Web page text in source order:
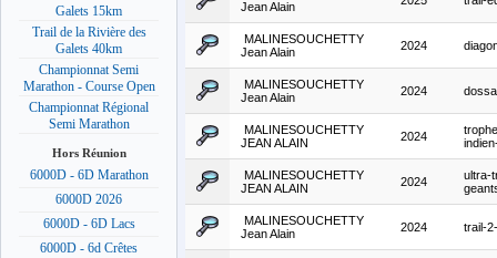
Galets 15km
Trail de la Rivière des
Galets 40km
Championnat Semi
Marathon - Course Open
Championnat Régional
Semi Marathon
Hors Réunion
6000D - 6D Marathon
6000D 2026
6000D - 6D Lacs
6000D - 6d Crêtes
Jean Alain
MALINESOUCHETTY
Jean Alain
2024
MALINESOUCHETTY
Jean Alain
2024
MALINESOUCHETTY
JEAN ALAIN
2024
MALINESOUCHETTY
JEAN ALAIN
2024
ultra-
MALINESOUCHETTY
Jean Alain
2024 trail-